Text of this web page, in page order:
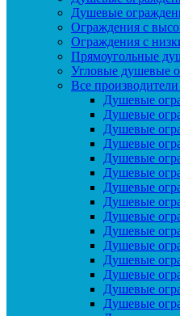
Душевые
Ограждения с
Ограждения с
Прямоугольные
Угловые душевые
Все
Душевые
Душевые
Душевые
Душевые
Душевые
Душевые
Душевые
Душевые
Душевые
Душевые
Душевые
Душевые
Душевые
Душевые
Душевые